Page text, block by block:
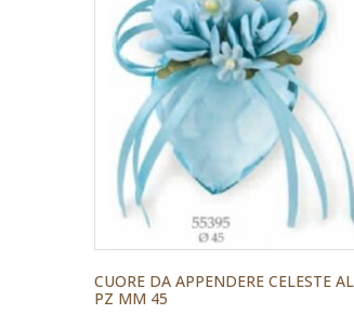
CUORE DA APPENDERE CELESTE AL
PZ MM 45